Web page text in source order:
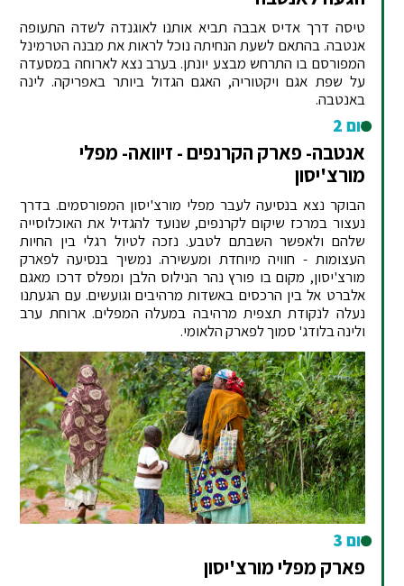
טיסה דרך אדיס אבבה תביא אותנו לאוגנדה לשדה התעופה
אנטבה. בהתאם לשעת הנחיתה נוכל לראות את מבנה הטרמינל
המפורסם בו התרחש מבצע יונתן. בערב נצא לארוחה במסעדה
על שפת אגם ויקטוריה, האגם הגדול ביותר באפריקה. לינה
באנטבה.
יום 2
אנטבה- פארק הקרנפים - זיוואה- מפלי
מורצ'יסון
הבוקר נצא בנסיעה לעבר מפלי מורצ'יסון המפורסמים. בדרך
נעצור במרכז שיקום לקרנפים, שנועד להגדיל את האוכלוסייה
שלהם ולאפשר השבתם לטבע. נזכה לטיול רגלי בין החיות
העצומות - חוויה מיוחדת ומעשירה. נמשיך בנסיעה לפארק
מורצ'יסון, מקום בו פורץ נהר הנילוס הלבן ומפלס דרכו מאגם
אלברט אל בין הרכסים באשדות מרהיבים וגועשים. עם הגעתנו
נעלה לנקודת תצפית מרהיבה במעלה המפלים. ארוחת ערב
ולינה בלודג' סמוך לפארק הלאומי.
יום 3
פארק מפלי מורצ'יסון